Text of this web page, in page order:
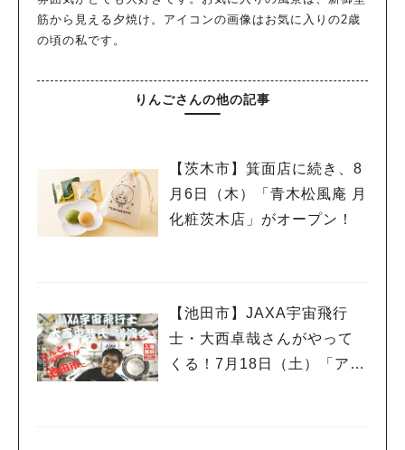
筋から見える夕焼け。アイコンの画像はお気に入りの2歳
の頃の私です。
りんごさんの他の記事
【茨木市】箕面店に続き、8
月6日（木）「青木松風庵 月
化粧茨木店」がオープン！
【池田市】JAXA宇宙飛行
士・大西卓哉さんがやって
くる！7月18日（土）「アマ